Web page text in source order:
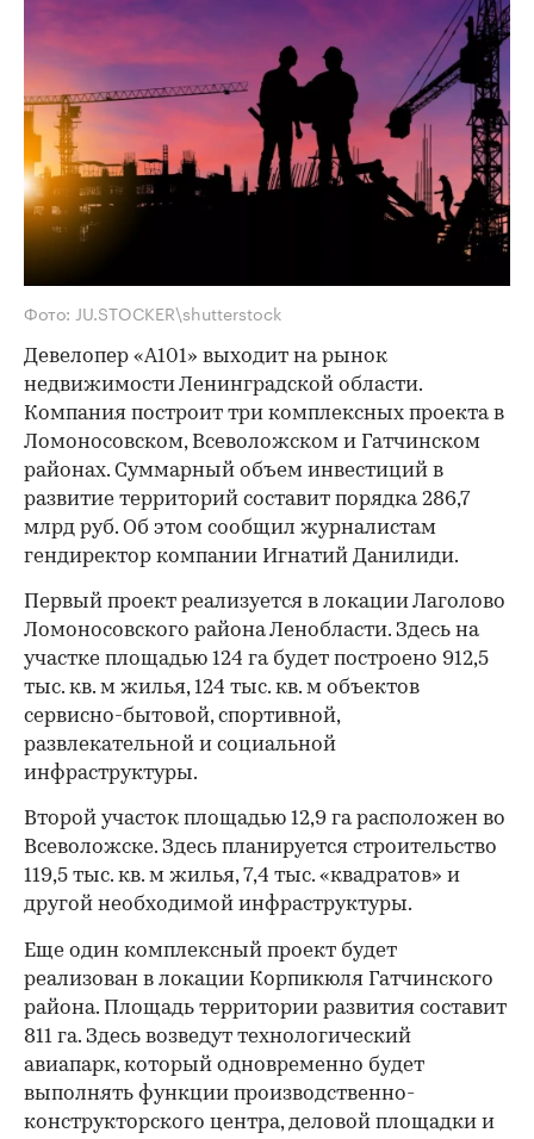
Фото: JU.STOCKER\shutterstock
Девелопер «А101» выходит на рынок
недвижимости Ленинградской области.
Компания построит три комплексных проекта в
Ломоносовском, Всеволожском и Гатчинском
районах. Суммарный объем инвестиций в
развитие территорий составит порядка 286,7
млрд руб. Об этом сообщил журналистам
гендиректор компании Игнатий Данилиди.
Первый проект реализуется в локации Лаголово
Ломоносовского района Ленобласти. Здесь на
участке площадью 124 га будет построено 912,5
тыс. кв. м жилья, 124 тыс. кв. м объектов
сервисно-бытовой, спортивной,
развлекательной и социальной
инфраструктуры.
Второй участок площадью 12,9 га расположен во
Всеволожске. Здесь планируется строительство
119,5 тыс. кв. м жилья, 7,4 тыс. «квадратов» и
другой необходимой инфраструктуры.
Еще один комплексный проект будет
реализован в локации Корпикюля Гатчинского
района. Площадь территории развития составит
811 га. Здесь возведут технологический
авиапарк, который одновременно будет
выполнять функции производственно-
конструкторского центра, деловой площадки и